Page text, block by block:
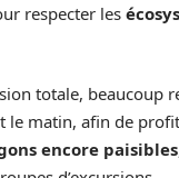
respecter les
totale, beaucoup
le matin, afin de
encore paisibles